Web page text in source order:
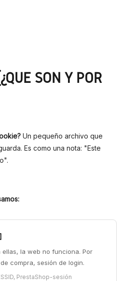
SON Y POR
Un pequeño archivo que
Es como una nota: "Este
ellas, la web no funciona. Por
compra, sesión de login.
PrestaShop-sesión